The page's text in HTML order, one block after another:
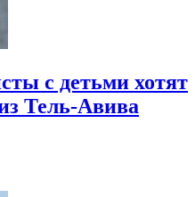
с детьми хотят
Тель-Авива